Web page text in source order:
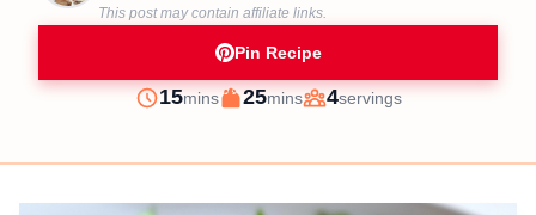
This post may contain affiliate links.
Pin Recipe
Prep
15minutes
mins
Cook
25minutes
mins
Servings
4servings